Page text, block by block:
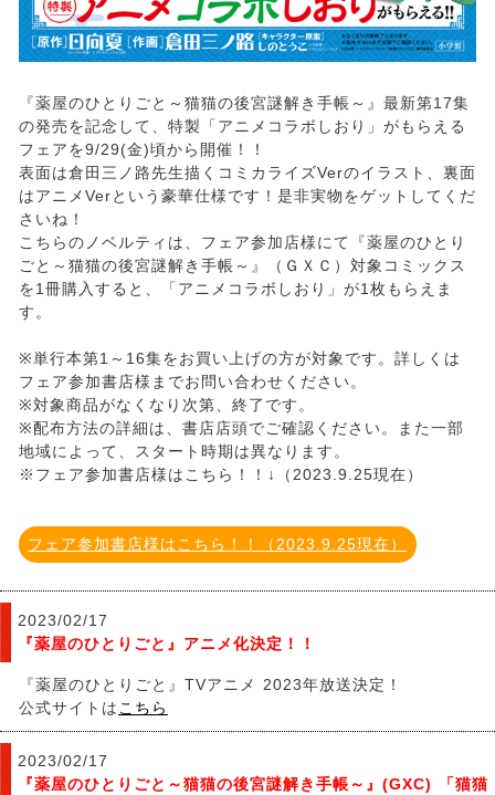
『薬屋のひとりごと～猫猫の後宮謎解き手帳～』最新第17集
の発売を記念して、特製「アニメコラボしおり」がもらえる
フェアを9/29(金)頃から開催！！
表面は倉田三ノ路先生描くコミカライズVerのイラスト、裏面
はアニメVerという豪華仕様です！是非実物をゲットしてくだ
さいね！
こちらのノベルティは、フェア参加店様にて『薬屋のひとり
ごと～猫猫の後宮謎解き手帳～』（ＧＸＣ）対象コミックス
を1冊購入すると、「アニメコラボしおり」が1枚もらえま
す。
※単行本第1～16集をお買い上げの方が対象です。詳しくは
フェア参加書店様までお問い合わせください。
※対象商品がなくなり次第、終了です。
※配布方法の詳細は、書店店頭でご確認ください。また一部
地域によって、スタート時期は異なります。
※フェア参加書店様はこちら！！↓（2023.9.25現在）
フェア参加書店様はこちら！！（2023.9.25現在）
2023/02/17
『薬屋のひとりごと』アニメ化決定！！
『薬屋のひとりごと』TVアニメ 2023年放送決定！
公式サイトはこちら
2023/02/17
『薬屋のひとりごと～猫猫の後宮謎解き手帳～』(GXC) 「猫猫